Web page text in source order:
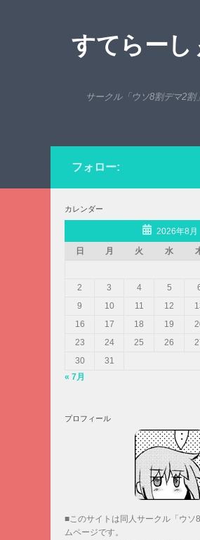
すてらーし
サークル「ウソ8割デマ2割
フォロー:
カレンダー
2026年8月
日
月 火 水
2
3 4 5
9
10 11 12
16
17 18 19
23
24 25 26
30
31
« 7月
プロフィール
■このサイトは同人サークル「ウソ
ムページです。